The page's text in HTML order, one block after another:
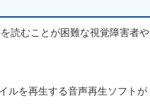
読むことが困難な視覚障害者や
を再生する音声再生ソフトが